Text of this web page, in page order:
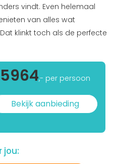
vindt. Even helemaal
van alles wat
klinkt toch als de perfecte
5964,- per persoon
Bekijk aanbieding
jou: